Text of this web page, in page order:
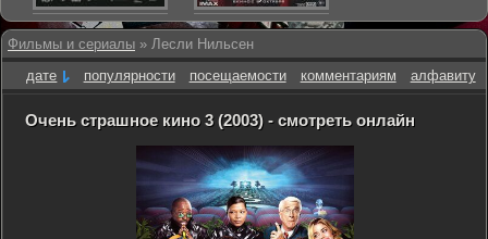
Фильмы и сериалы » Лесли Нильсен
дате
популярности посещаемости комментариям алфавиту
Очень страшное кино 3 (2003) - смотреть онлайн